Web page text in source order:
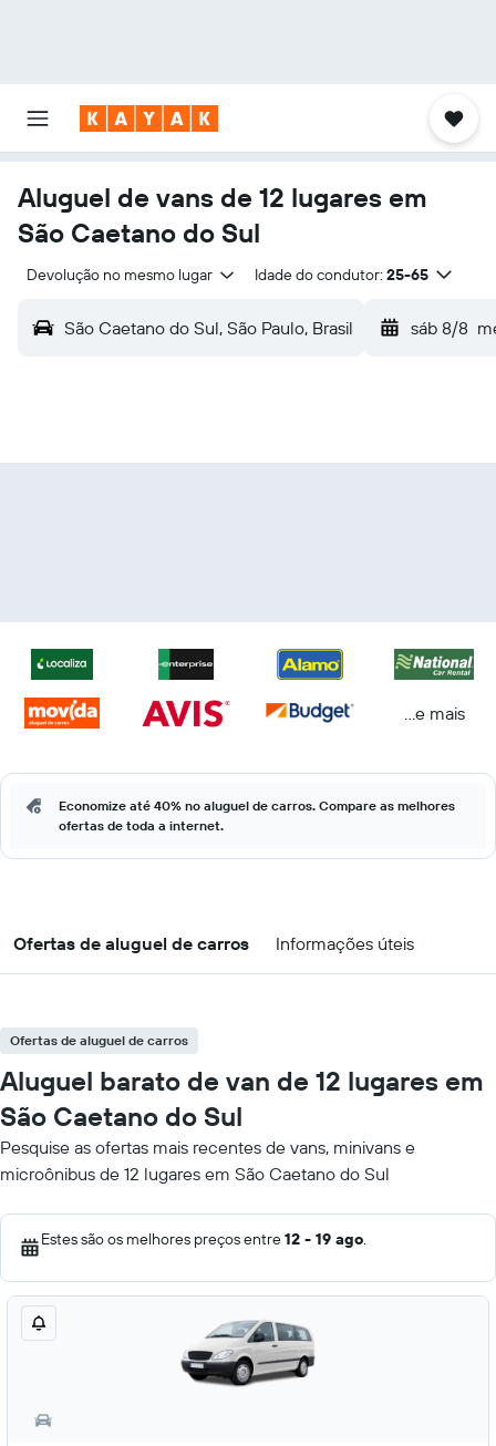
Aluguel de vans de 12 lugares em
São Caetano do Sul
Devolução no mesmo lugar Idade do condutor: 25-65
São Caetano do Sul, São Paulo, Brasil sáb 8/8
...e mais
Economize até 40% no aluguel de carros. Compare as melhores
ofertas de toda a internet.
Ofertas de aluguel de carros Informações úteis
Ofertas de aluguel de carros
Aluguel barato de van de 12 lugares em
São Caetano do Sul
Pesquise as ofertas mais recentes de vans, minivans e
microônibus de 12 lugares em São Caetano do Sul
Estes são os melhores preços entre12 - 19 ago.